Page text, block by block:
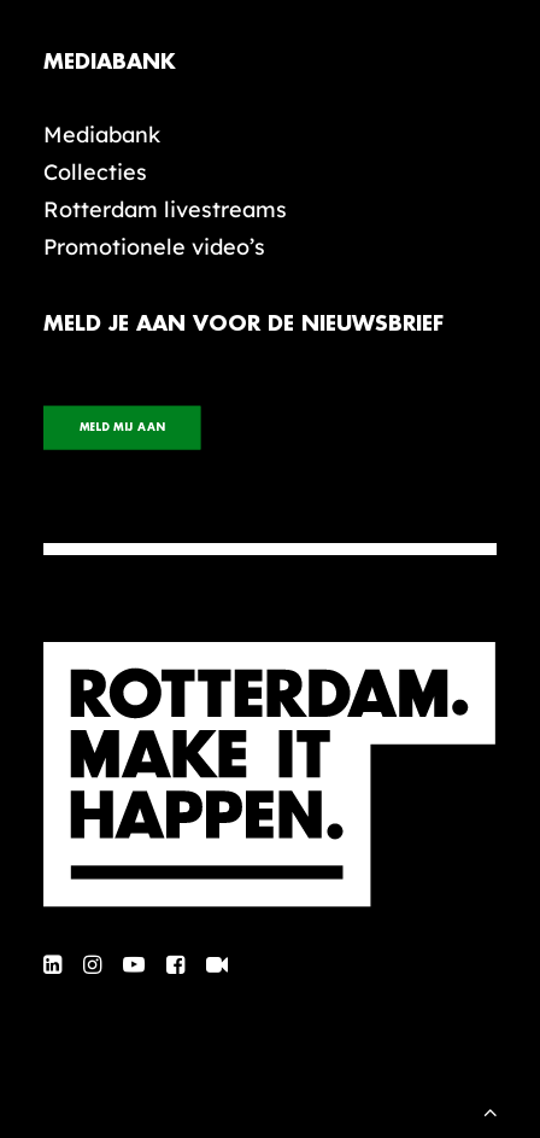
MEDIABANK
Mediabank
Collecties
Rotterdam livestreams
Promotionele video’s
MELD JE AAN VOOR DE NIEUWSBRIEF
MELD MIJ AAN